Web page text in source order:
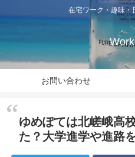
在宅ワーク・趣味・
お問い合わせ
ゆめぽては北嵯峨高
た？大学進学や進路